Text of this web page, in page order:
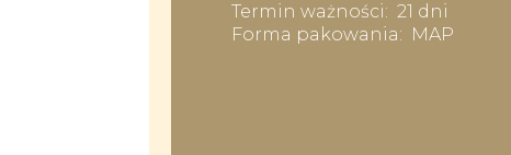
Termin ważności: 21 dni
Forma pakowania: MAP